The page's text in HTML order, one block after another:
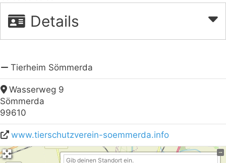
Details
Tierheim Sömmerda
Wasserweg 9
Sömmerda
99610
www.tierschutzverein-soemmerda.info